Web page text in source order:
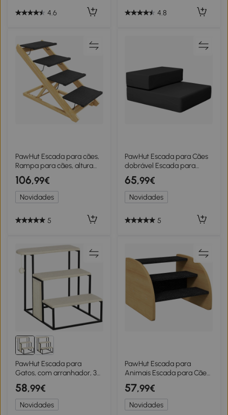
4.6 4.8
PawHut Escada para cães,
Rampa para cães, altura
ajustável, antiderrapante,
dobrável, 83x40x62,5 cm,
Madeira/Branco
106,99€
Novidades
5
PawHut Escada para Cães
dobrável Escada para
Gatos Auxílio de Acesso 2
Degraus 20 cm Preto para
Cama Sofá Carro Cães
Pequenos
65,99€
Novidades
5
PawHut Escada para
Gatos, com arranhador, 3
degraus, bolinha de
brincar, robusta, Aço+Sisal,
creme branco+preto, 51 x
54 x 53cm
58,99€
Novidades
PawHut Escada para
Animais Escada para Cães,
3 Degraus, cão pequeno,
38,5 cm x 38,5 cm x 30 cm,
Carvalho + Preto
57,99€
Novidades